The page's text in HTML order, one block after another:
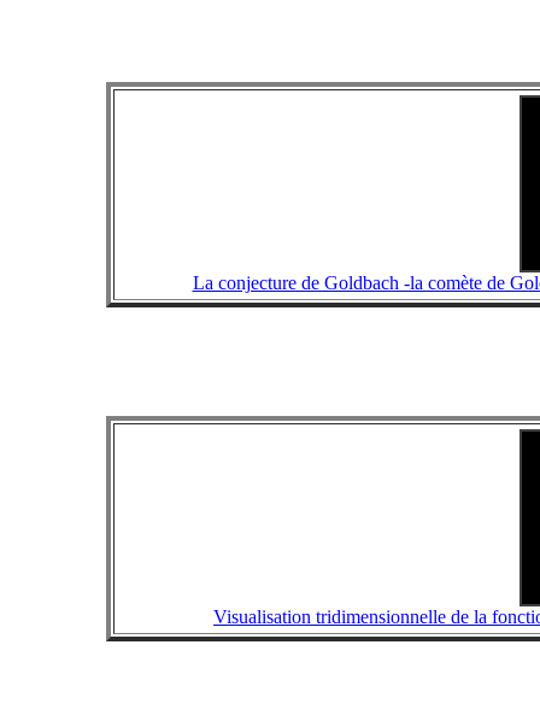
La conjecture de Goldbach -la comète de
Visualisation tridimensionnelle de la